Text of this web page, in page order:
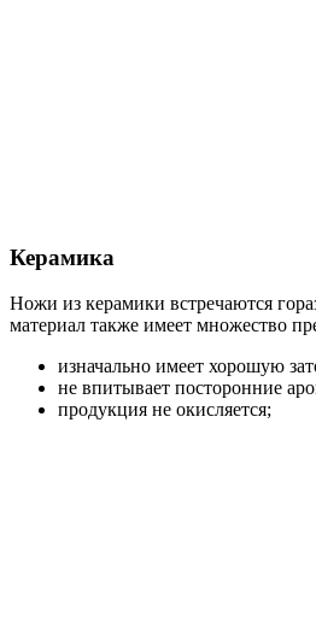
Керамика
Ножи из керамики встречаются
материал также имеет множество
изначально имеет хорошую
не впитывает посторонние
продукция не окисляется;